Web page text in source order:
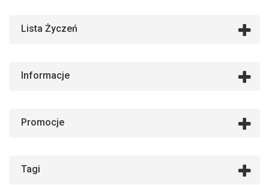
Lista Życzeń
Informacje
Promocje
Tagi